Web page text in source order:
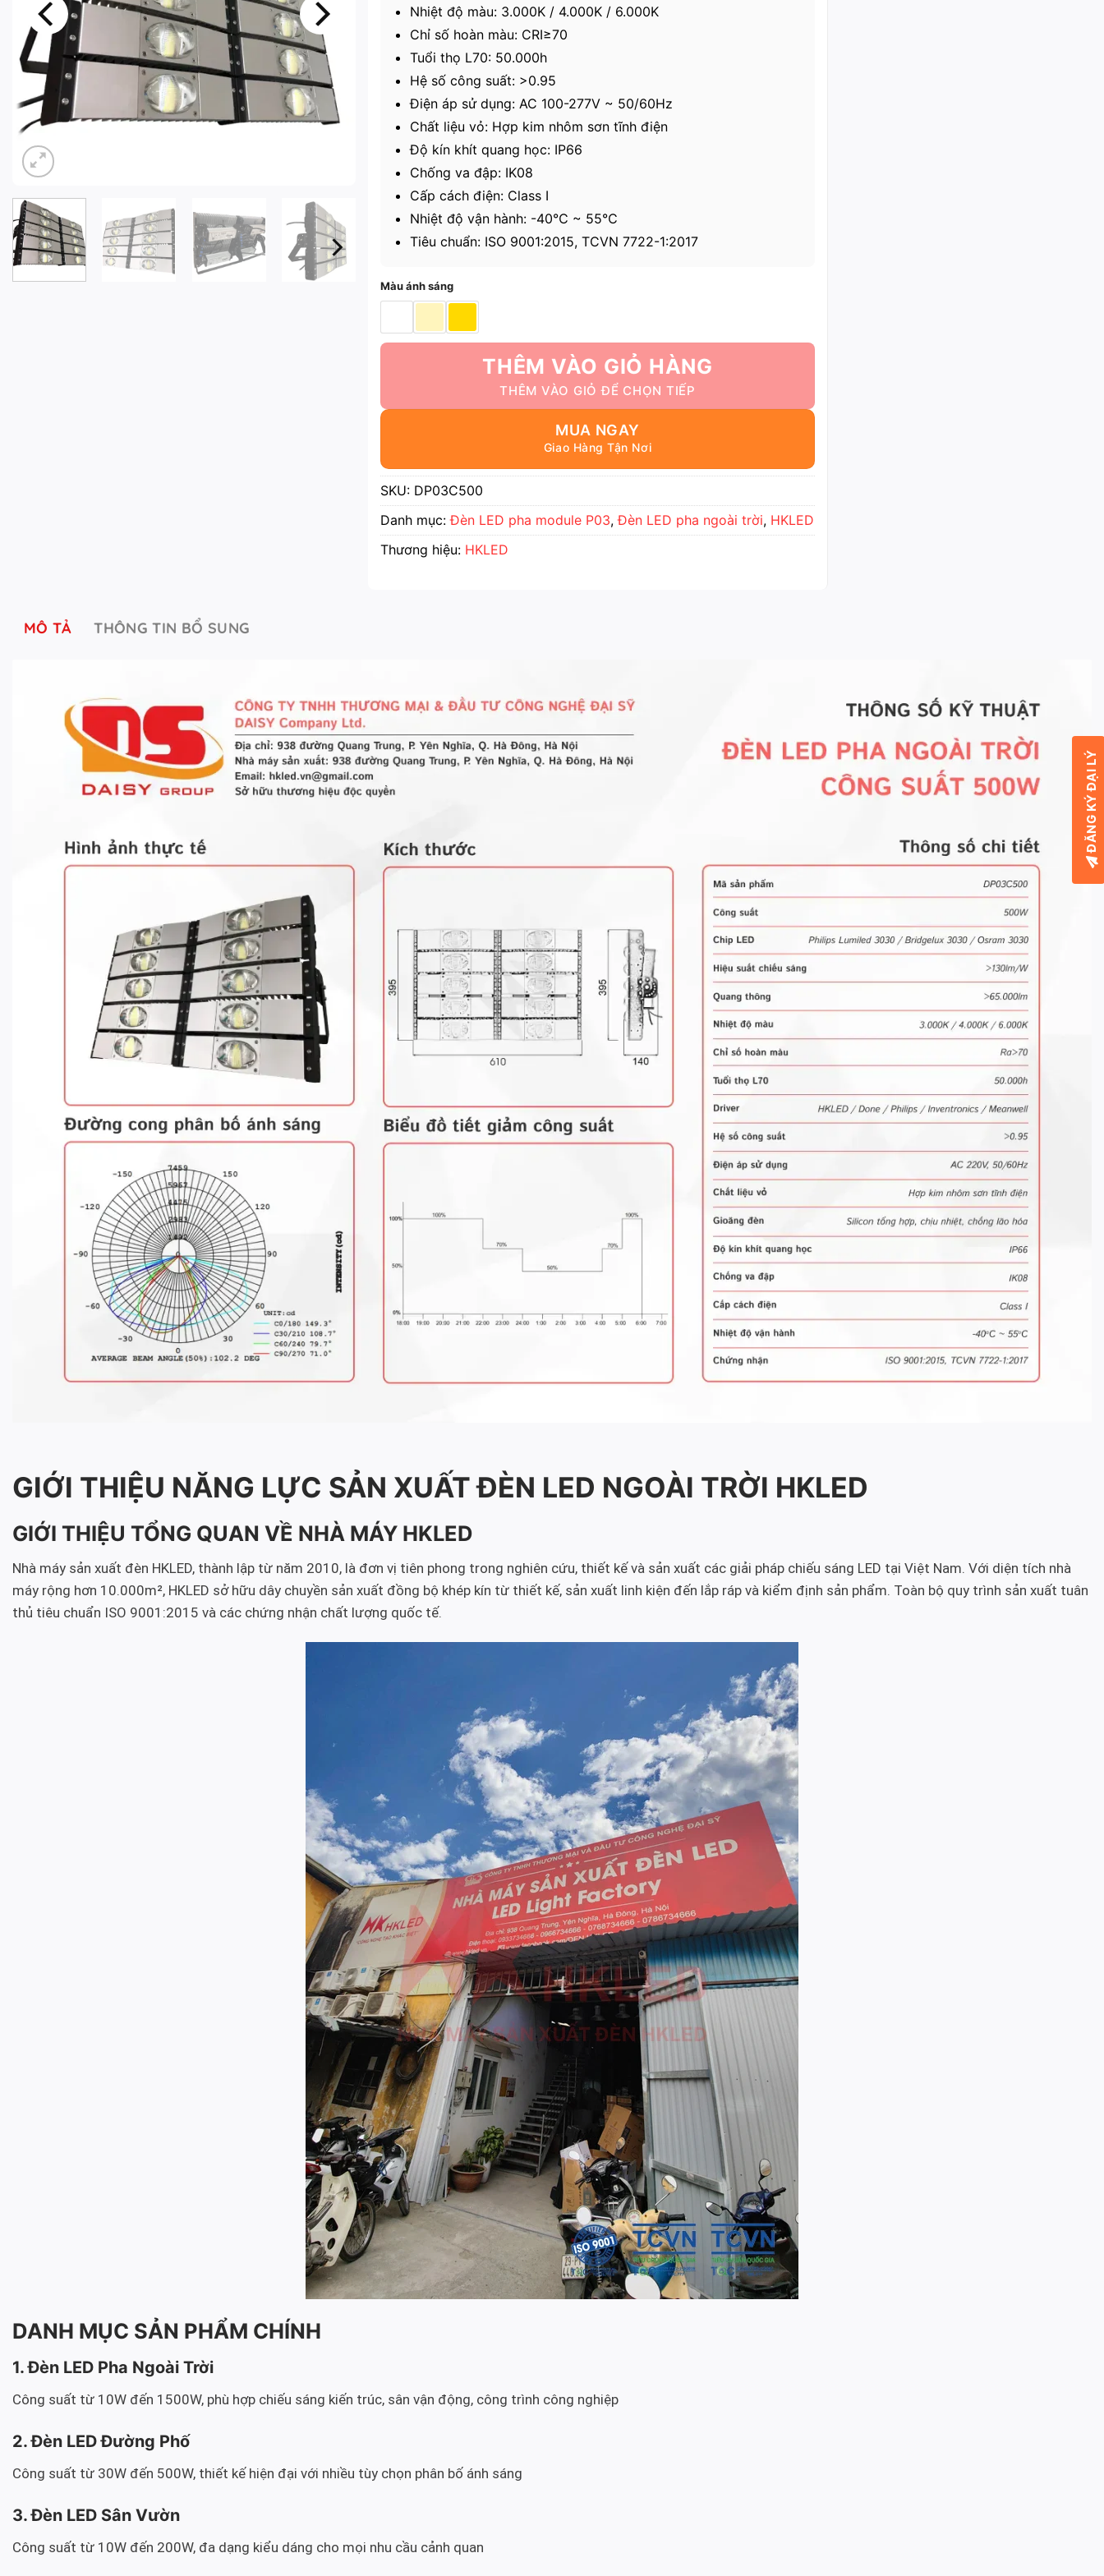
Nhiệt độ màu: 3.000K / 4.000K / 6.000K
Chỉ số hoàn màu: CRI≥70
Tuổi thọ L70: 50.000h
Hệ số công suất: >0.95
Điện áp sử dụng: AC 100-277V ~ 50/60Hz
Chất liệu vỏ: Hợp kim nhôm sơn tĩnh điện
Độ kín khít quang học: IP66
Chống va đập: IK08
Cấp cách điện: Class I
Nhiệt độ vận hành: -40℃ ~ 55℃
Tiêu chuẩn: ISO 9001:2015, TCVN 7722-1:2017
Màu ánh sáng
THÊM VÀO GIỎ HÀNG
MUA NGAY
SKU: DP03C500
Danh mục:Đèn LED pha module P03,Đèn LED pha ngoài trời, HKLED
Thương hiệu: HKLED
MÔ TẢ THÔNG TIN BỔ SUNG
GIỚI THIỆU NĂNG LỰC SẢN XUẤT ĐÈN LED NGOÀI TRỜI HKLED
GIỚI THIỆU TỔNG QUAN VỀ NHÀ MÁY HKLED
Nhà máy sản xuất đèn HKLED, thành lập từ năm 2010, là đơn vị tiên phong trong nghiên cứu, thiết kế và sản xuất các giải pháp chiếu sáng LED tại Việt Nam. Với diện tích nhà
máy rộng hơn 10.000m², HKLED sở hữu dây chuyền sản xuất đồng bộ khép kín từ thiết kế, sản xuất linh kiện đến lắp ráp và kiểm định sản phẩm. Toàn bộ quy trình sản xuất tuân
thủ tiêu chuẩn ISO 9001:2015 và các chứng nhận chất lượng quốc tế.
DANH MỤC SẢN PHẨM CHÍNH
1. Đèn LED Pha Ngoài Trời
Công suất từ 10W đến 1500W, phù hợp chiếu sáng kiến trúc, sân vận động, công trình công nghiệp
2. Đèn LED Đường Phố
Công suất từ 30W đến 500W, thiết kế hiện đại với nhiều tùy chọn phân bố ánh sáng
3. Đèn LED Sân Vườn
Công suất từ 10W đến 200W, đa dạng kiểu dáng cho mọi nhu cầu cảnh quan
ĐĂNG KÝ ĐẠI LÝ